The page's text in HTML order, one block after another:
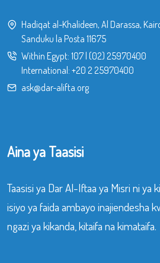
Hadiqat al-Khalideen, Al Darassa,
Sanduku la Posta 11675
Within Egypt: 107| (02) 25970400
International: +20 2 25970400
ask@dar-alifta.org
Aina ya Taasisi
Taasisi ya Dar Al-Iftaa ya Misri ni ya
isiyo ya faida ambayo inajiendesha
ngazi ya kikanda, kitaifa na kimataifa.